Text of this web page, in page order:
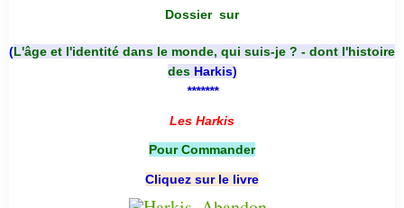
Dossier sur
(L'âge et l'identité dans le monde, qui suis-je ? - dont l'histoire
des Harkis)
*******
Les Harkis
Pour Commander
Cliquez sur le livre